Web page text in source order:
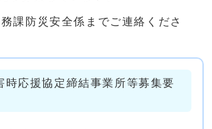
課防災安全係までご連絡くださ
時応援協定締結事業所等募集要